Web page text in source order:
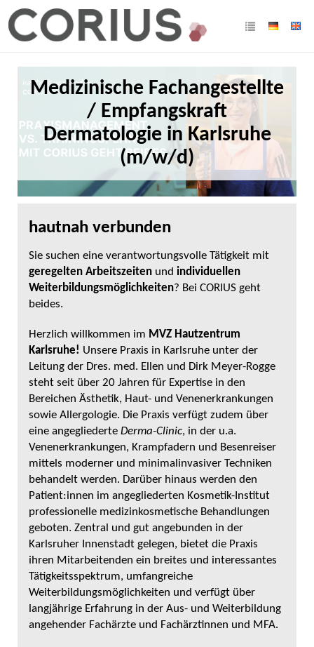
Medizinische Fachangestellte
/ Empfangskraft
Dermatologie in Karlsruhe
(m/w/d)
hautnah verbunden
Sie suchen eine verantwortungsvolle Tätigkeit mit
geregelten Arbeitszeiten und individuellen
Weiterbildungsmöglichkeiten? Bei CORIUS geht
beides.
Herzlich willkommen im MVZ Hautzentrum
Karlsruhe! Unsere Praxis in Karlsruhe unter der
Leitung der Dres. med. Ellen und Dirk Meyer-Rogge
steht seit über 20 Jahren für Expertise in den
Bereichen Ästhetik, Haut- und Venenerkrankungen
sowie Allergologie. Die Praxis verfügt zudem über
eine angegliederte Derma-Clinic, in der u.a.
Venenerkrankungen, Krampfadern und Besenreiser
mittels moderner und minimalinvasiver Techniken
behandelt werden. Darüber hinaus werden den
Patient:innen im angegliederten Kosmetik-Institut
professionelle medizinkosmetische Behandlungen
geboten. Zentral und gut angebunden in der
Karlsruher Innenstadt gelegen, bietet die Praxis
ihren Mitarbeitenden ein breites und interessantes
Tätigkeitsspektrum, umfangreiche
Weiterbildungsmöglichkeiten und verfügt über
langjährige Erfahrung in der Aus- und Weiterbildung
angehender Fachärzte und Fachärztinnen und MFA.